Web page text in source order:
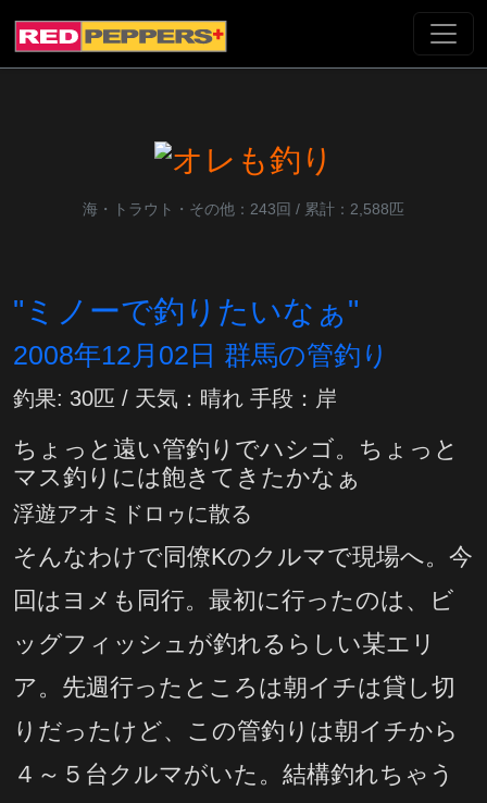
海・トラウト・その他：243回 / 累計：2,588匹
"ミノーで釣りたいなぁ"
2008年12月02日 群馬の管釣り
釣果: 30匹 / 天気：晴れ 手段：岸
ちょっと遠い管釣りでハシゴ。ちょっと
マス釣りには飽きてきたかなぁ
浮遊アオミドロゥに散る
そんなわけで同僚Kのクルマで現場へ。今
回はヨメも同行。最初に行ったのは、ビ
ッグフィッシュが釣れるらしい某エリ
ア。先週行ったところは朝イチは貸し切
りだったけど、この管釣りは朝イチから
４～５台クルマがいた。結構釣れちゃう